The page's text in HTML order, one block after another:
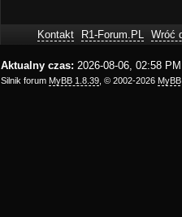
Kontakt R1-Forum.PL Wróć
Aktualny czas: 2026-08-06, 02:58 PM
Silnik forum MyBB 1.8.39 , © 2002-2026